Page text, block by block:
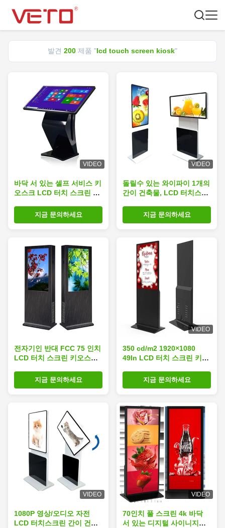
발견 200 제품 "lcd touch screen kiosk"
VIDEO
바닥 서 있는 셀프 서비스 키
오스크 LCD 터치 스크린 키
지금 문의하세요
VIDEO
돌릴수 있는 와이파이 1개의
간이 건축물, LCD 터치스크
광도에서 모두
지금 문의하세요
전자기인 반대 FCC 75 인치
LCD 터치 스크린 키오스크
지금 문의하세요
VIDEO
350 cd/m2 1920×1080
49In LCD 터치 스크린 키오
지금 문의하세요
VIDEO
1080P 영상/오디오 자전
LCD 터치스크린 간이 건축
VIDEO
70인치 풀 스크린 4k 바닥
서 있는 디지털 사이니지